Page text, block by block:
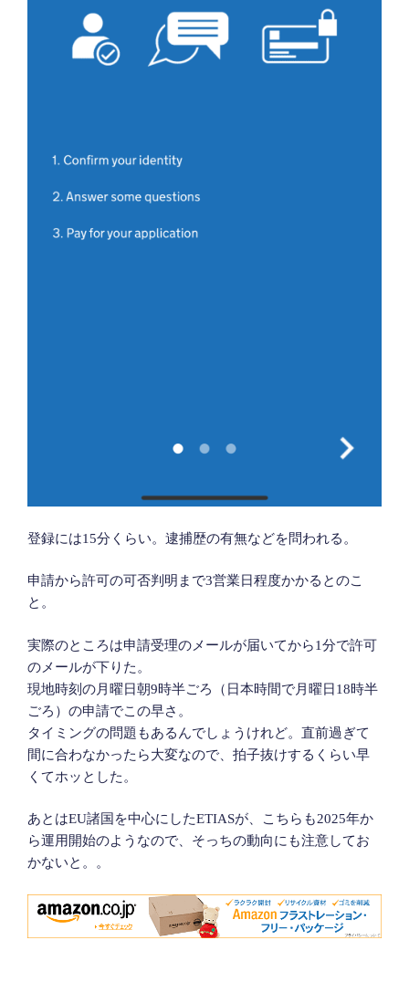
登録には15分くらい。逮捕歴の有無などを問われる。
申請から許可の可否判明まで3営業日程度かかるとのこ
と。
実際のところは申請受理のメールが届いてから1分で許可
のメールが下りた。
現地時刻の月曜日朝9時半ごろ（日本時間で月曜日18時半
ごろ）の申請でこの早さ。
タイミングの問題もあるんでしょうけれど。直前過ぎて
間に合わなかったら大変なので、拍子抜けするくらい早
くてホッとした。
あとはEU諸国を中心にしたETIASが、こちらも2025年か
ら運用開始のようなので、そっちの動向にも注意してお
かないと。。